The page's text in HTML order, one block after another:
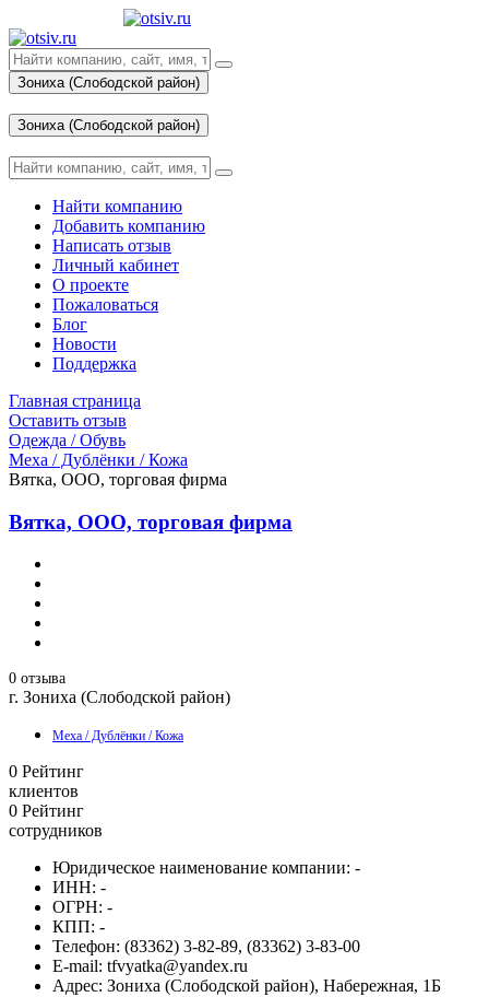
Зониха (Слободской район)
Зониха (Слободской район)
Найти компанию
Добавить компанию
Написать отзыв
Личный кабинет
О проекте
Пожаловаться
Блог
Новости
Поддержка
Главная страница
Оставить отзыв
Одежда / Обувь
Меха / Дублёнки / Кожа
Вятка, ООО, торговая фирма
Вятка, ООО, торговая фирма
0 отзыва
г. Зониха (Слободской район)
Меха / Дублёнки / Кожа
0 Рейтинг
клиентов
0 Рейтинг
сотрудников
Юридическое наименование компании: -
ИНН: -
ОГРН: -
КПП: -
Телефон: (83362) 3-82-89, (83362) 3-83-00
E-mail: tfvyatka@yandex.ru
Адрес: Зониха (Слободской район), Набережная, 1Б